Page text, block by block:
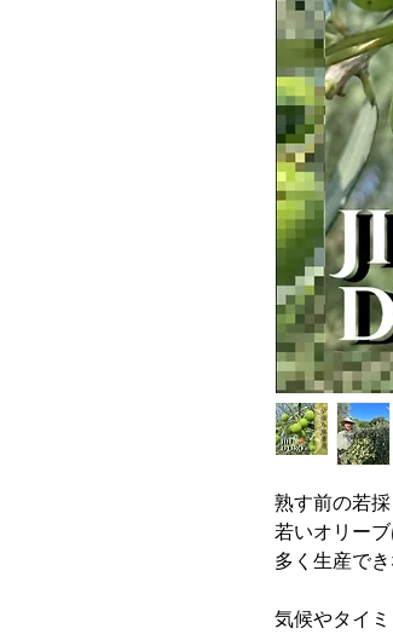
熟す前の若
若いオリー
多く生産で
気候やタイ